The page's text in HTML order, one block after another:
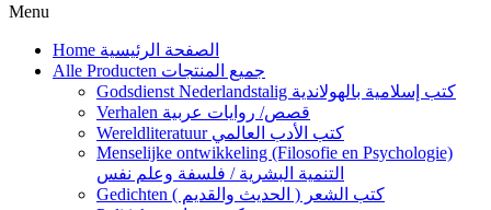
Menu
Home الصفحة الرئيسية
Alle Producten جميع المنتجات
Godsdienst Nederlandstalig كتب إسلامية بالهولاندية
Verhalen قصص/ روايات عربية
Wereldliteratuur كتب الأدب العالمي
Menselijke ontwikkeling (Filosofie en Psychologie)
التنمية البشرية / فلسفة وعلم نفس
Gedichten كتب الشعر ( الحديث والقديم )